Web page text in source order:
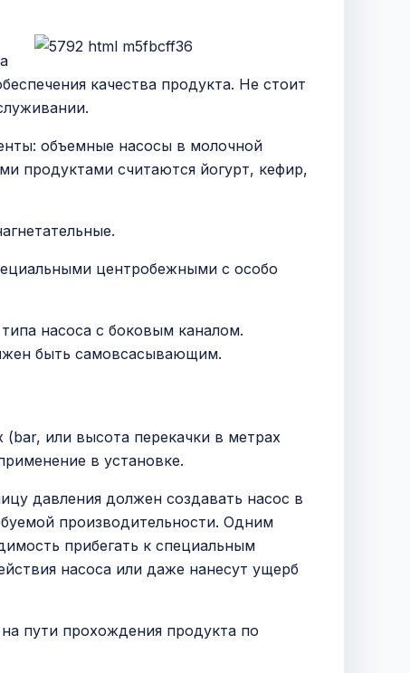
качества продукта. Не стоит
объемные насосы в молочной
продуктами считаются йогурт, кефир,
центробежными с особо
насоса с боковым каналом.
быть самовсасывающим.
(bar, или высота перекачки в метрах
в установке.
давления должен создавать насос в
производительности. Одним
прибегать к специальным
насоса или даже нанесут ущерб
пути прохождения продукта по